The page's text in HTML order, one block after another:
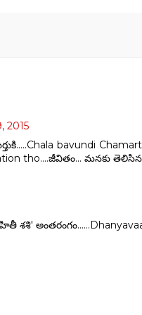
2015
bavundi
tho....జీవితం... మనకు